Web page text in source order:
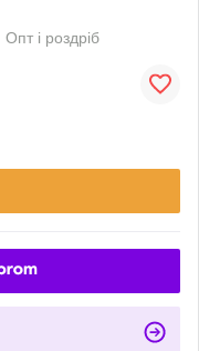
Опт і роздріб